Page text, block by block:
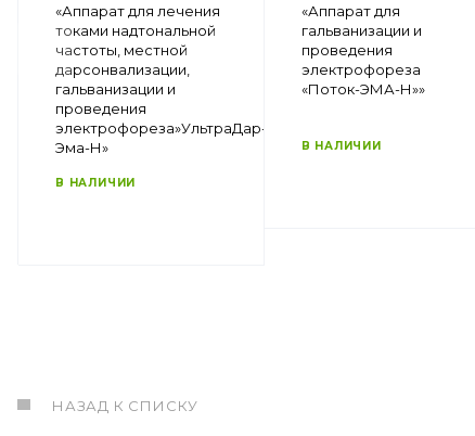
«Аппарат для лечения
токами надтональной
частоты, местной
дарсонвализации,
гальванизации и
проведения
электрофореза»УльтраДар-
Эма-Н»
В НАЛИЧИИ
«Аппарат для
гальванизации и
проведения
электрофореза
«Поток-ЭМА-Н»»
В НАЛИЧИИ
НАЗАД К СПИСКУ